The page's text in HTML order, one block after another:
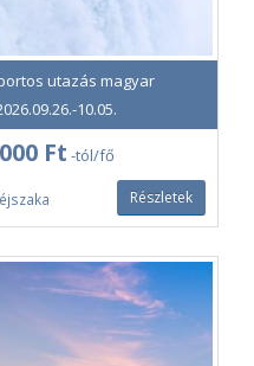
parkolási díjak
érvényes.
(pl. ünnepek,
kérjük feltétlenül olvassa el
útmutatónkat.
autó- és/vagy
négyágyas elhelyezés, 6
esetén kérje
utazás magyar
10.05.
Ft -tól/fő
Részletek